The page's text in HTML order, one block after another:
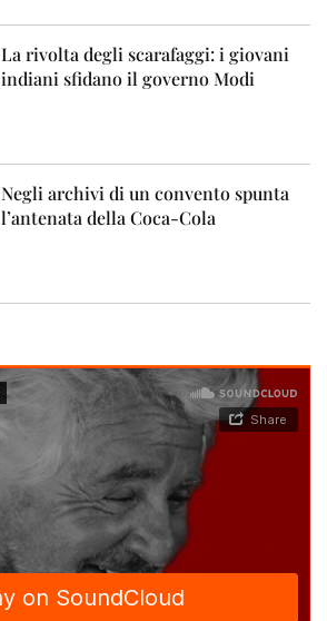
La rivolta degli scarafaggi: i giovani
indiani sfidano il governo Modi
Negli archivi di un convento spunta
l’antenata della Coca-Cola